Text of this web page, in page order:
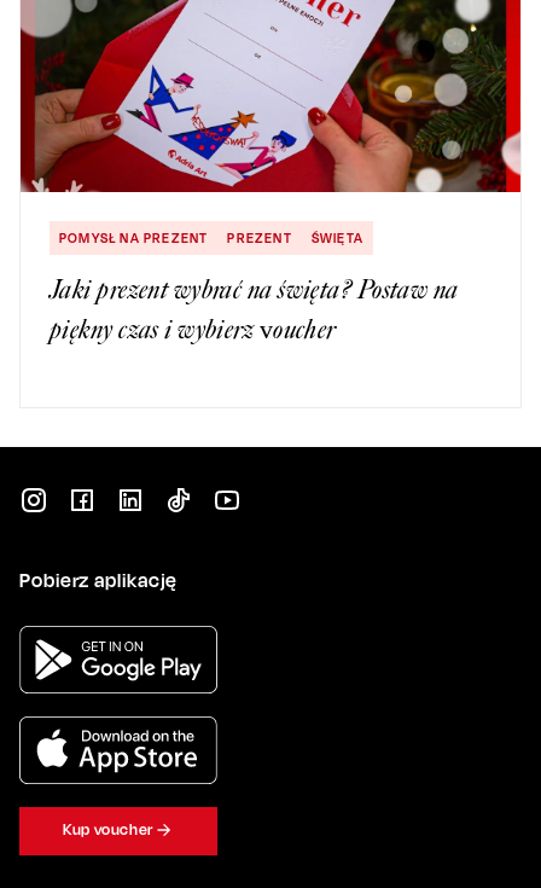
POMYSŁ NA PREZENT PREZENT ŚWIĘTA
Jaki prezent wybrać na święta? Postaw na
piękny czas i wybierz voucher
Pobierz aplikację
Kup voucher